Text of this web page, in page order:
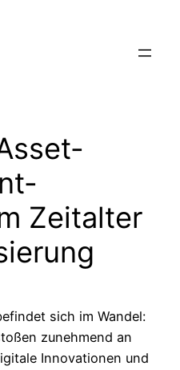
Zeitalter
sich im Wandel:
zunehmend an
Innovationen und